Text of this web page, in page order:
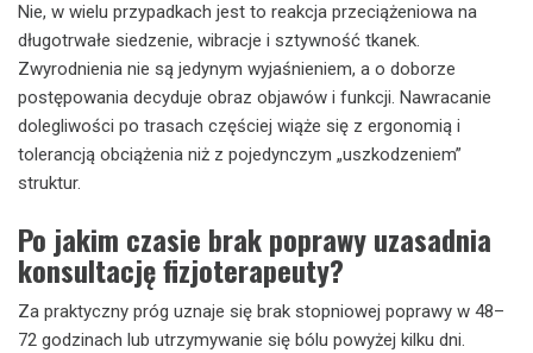
Nie, w wielu przypadkach jest to reakcja przeciążeniowa na
długotrwałe siedzenie, wibracje i sztywność tkanek.
Zwyrodnienia nie są jedynym wyjaśnieniem, a o doborze
postępowania decyduje obraz objawów i funkcji. Nawracanie
dolegliwości po trasach częściej wiąże się z ergonomią i
tolerancją obciążenia niż z pojedynczym „uszkodzeniem”
struktur.
Po jakim czasie brak poprawy uzasadnia
konsultację fizjoterapeuty?
Za praktyczny próg uznaje się brak stopniowej poprawy w 48–
72 godzinach lub utrzymywanie się bólu powyżej kilku dni.